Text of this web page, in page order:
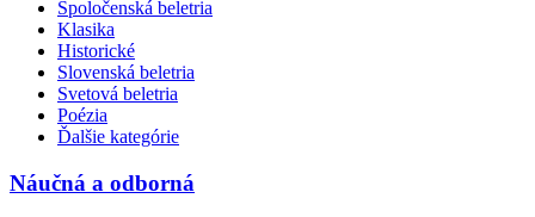
Spoločenská beletria
Klasika
Historické
Slovenská beletria
Svetová beletria
Poézia
Ďalšie kategórie
Náučná a odborná